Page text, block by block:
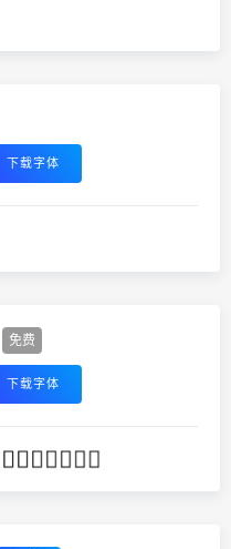
下载字体
免费
下载字体